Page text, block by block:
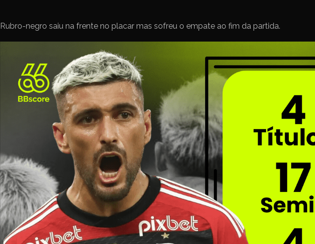
Rubro-negro saiu na frente no placar mas sofreu o empate ao fim da partida.